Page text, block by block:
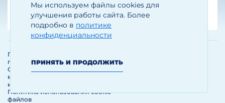
Мы используем файлы cookies для
улучшения работы сайта. Более
подробно в политике
конфиденциальности
ПРИНЯТЬ И ПРОДОЛЖИТЬ
Егизарян И.А.
Генеральный директор
Политика обработки и защиты
персональных данных
Политика использования cookie-
файлов
Соглашение об использовании
материалов и сервисов
интернет-сайта